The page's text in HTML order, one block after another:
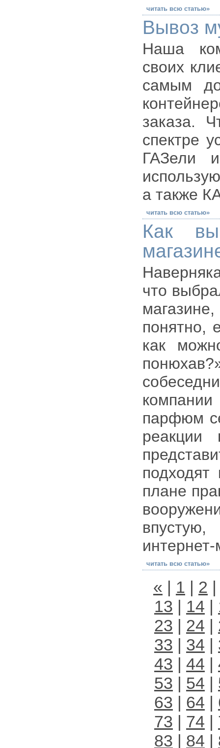
читать всю статью»
Вывоз
Наша
своих
самым
заказа.
спектре
ГАЗели
а также
читать всю статью»
Как
что
понятно,
как
парфюм
плане
читать всю статью»
« | 1 | 2
13 | 14 |
23 | 24 |
33 | 34 |
43 | 44 |
53 | 54 |
63 | 64 |
73 | 74 |
83 | 84 |